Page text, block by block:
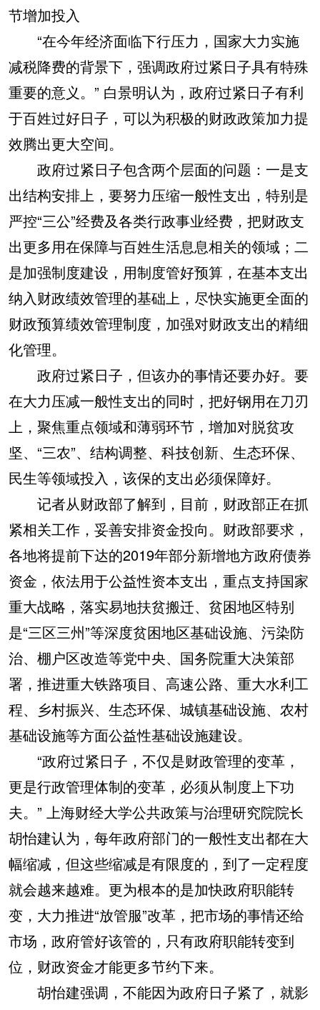
节增加投入
“在今年经济面临下行压力，国家大力实施
减税降费的背景下，强调政府过紧日子具有特殊
重要的意义。” 白景明认为，政府过紧日子有利
于百姓过好日子，可以为积极的财政政策加力提
效腾出更大空间。
政府过紧日子包含两个层面的问题：一是支
出结构安排上，要努力压缩一般性支出，特别是
严控“三公”经费及各类行政事业经费，把财政支
出更多用在保障与百姓生活息息相关的领域；二
是加强制度建设，用制度管好预算，在基本支出
纳入财政绩效管理的基础上，尽快实施更全面的
财政预算绩效管理制度，加强对财政支出的精细
化管理。
政府过紧日子，但该办的事情还要办好。要
在大力压减一般性支出的同时，把好钢用在刀刃
上，聚焦重点领域和薄弱环节，增加对脱贫攻
坚、“三农”、结构调整、科技创新、生态环保、
民生等领域投入，该保的支出必须保障好。
记者从财政部了解到，目前，财政部正在抓
紧相关工作，妥善安排资金投向。财政部要求，
各地将提前下达的2019年部分新增地方政府债券
资金，依法用于公益性资本支出，重点支持国家
重大战略，落实易地扶贫搬迁、贫困地区特别
是“三区三州”等深度贫困地区基础设施、污染防
治、棚户区改造等党中央、国务院重大决策部
署，推进重大铁路项目、高速公路、重大水利工
程、乡村振兴、生态环保、城镇基础设施、农村
基础设施等方面公益性基础设施建设。
“政府过紧日子，不仅是财政管理的变革，
更是行政管理体制的变革，必须从制度上下功
夫。” 上海财经大学公共政策与治理研究院院长
胡怡建认为，每年政府部门的一般性支出都在大
幅缩减，但这些缩减是有限度的，到了一定程度
就会越来越难。更为根本的是加快政府职能转
变，大力推进“放管服”改革，把市场的事情还给
市场，政府管好该管的，只有政府职能转变到
位，财政资金才能更多节约下来。
胡怡建强调，不能因为政府日子紧了，就影